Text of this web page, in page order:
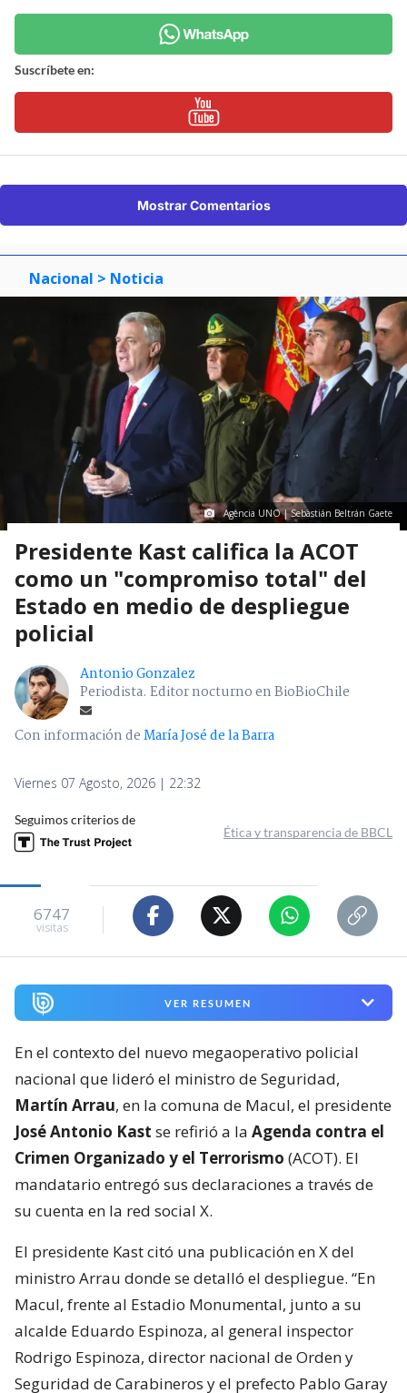
Suscríbete en:
Mostrar Comentarios
Nacional > Noticia
Agencia UNO | Sebastián Beltrán Gaete
Presidente Kast califica la ACOT
como un "compromiso total" del
Estado en medio de despliegue
policial
Antonio Gonzalez
Periodista. Editor nocturno en BioBioChile
Con información deMaría José de la Barra
Viernes 07 Agosto, 2026 | 22:32
Seguimos criterios de
Ética y transparencia de BBCL
6747
visitas
VER RESUMEN
En el contexto del nuevo megaoperativo policial
nacional que lideró el ministro de Seguridad,
Martín Arrau, en la comuna de Macul, el presidente
José Antonio Kast se refirió a la Agenda contra el
Crimen Organizado y el Terrorismo (ACOT). El
mandatario entregó sus declaraciones a través de
su cuenta en la red social X.
El presidente Kast citó una publicación en X del
ministro Arrau donde se detalló el despliegue. “En
Macul, frente al Estadio Monumental, junto a su
alcalde Eduardo Espinoza, al general inspector
Rodrigo Espinoza, director nacional de Orden y
Seguridad de Carabineros y el prefecto Pablo Garay